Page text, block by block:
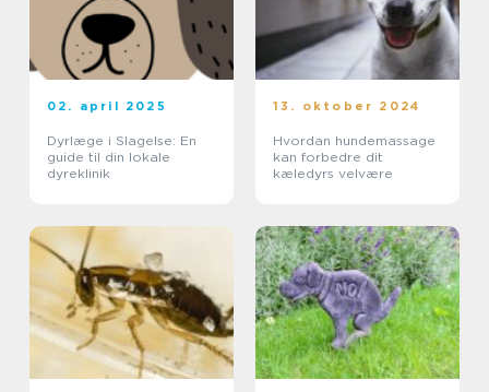
02. april 2025
Dyrlæge i Slagelse: En
guide til din lokale
dyreklinik
13. oktober 2024
Hvordan hundemassage
kan forbedre dit
kæledyrs velvære